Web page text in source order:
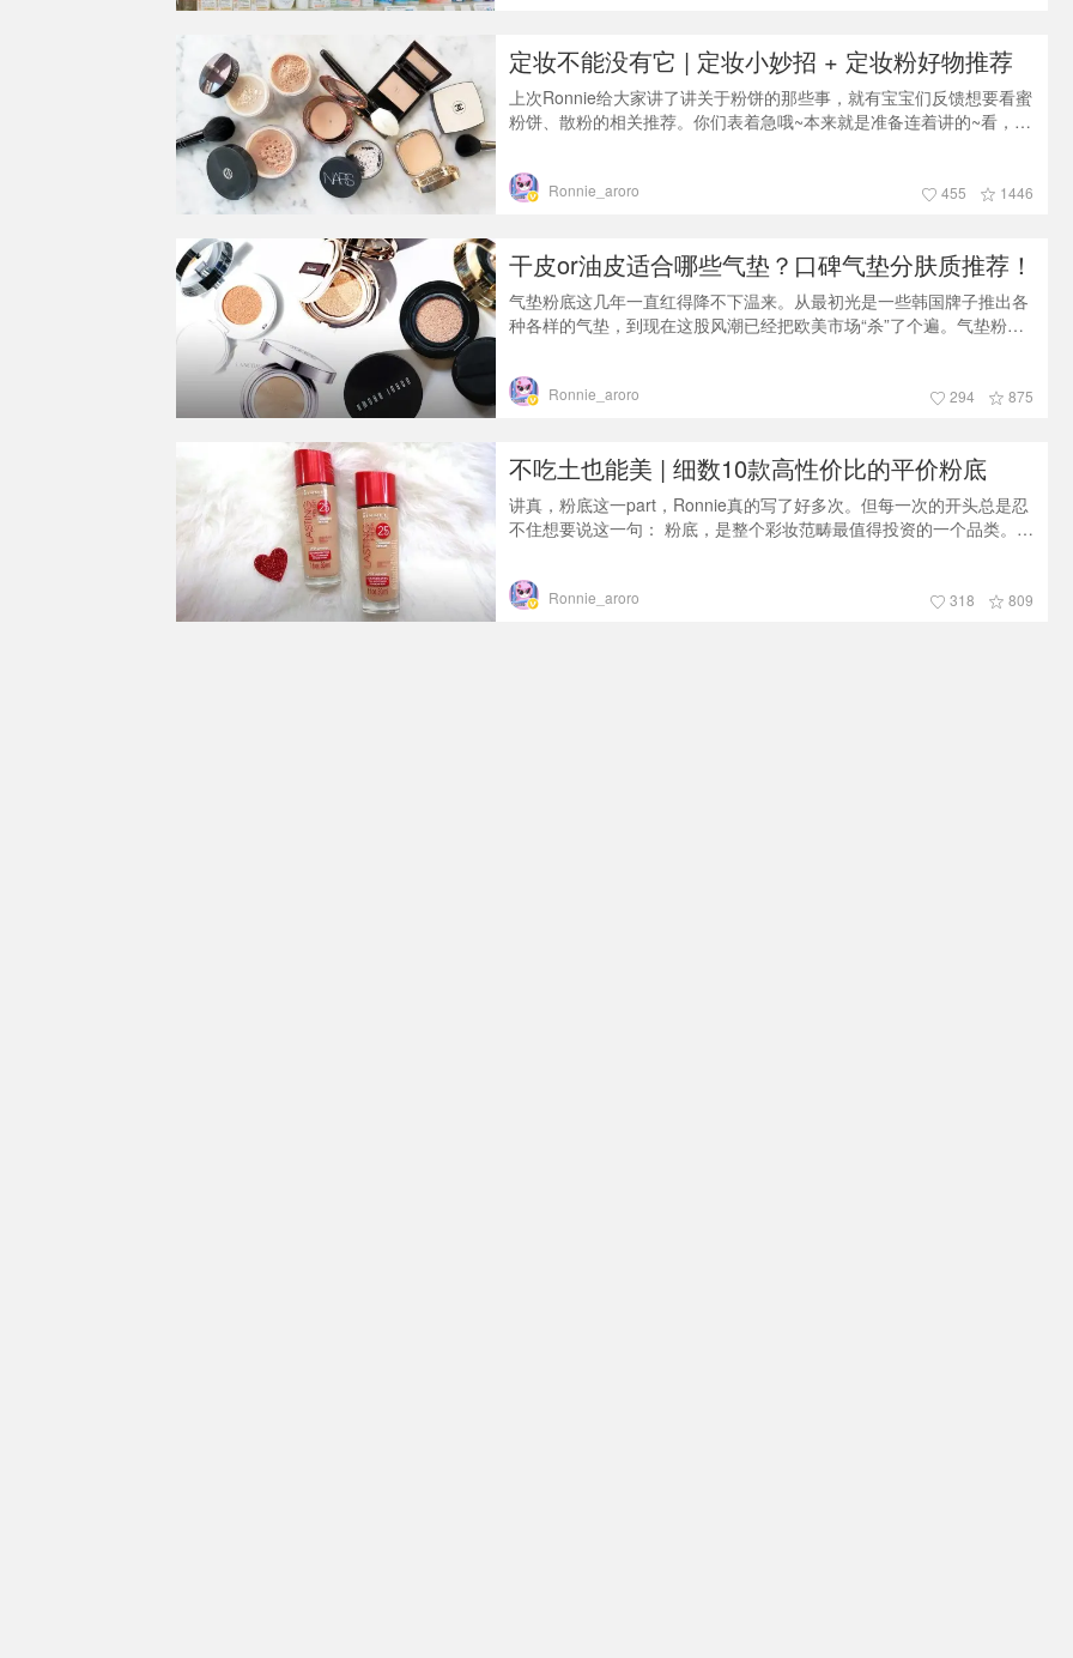
定妆不能没有它 | 定妆小妙招 + 定妆粉好物推荐
上次Ronnie给大家讲了讲关于粉饼的那些事，就有宝宝们反馈想要看蜜
粉饼、散粉的相关推荐。你们表着急哦~本来就是准备连着讲的~看，小
说粉饼是化妆过程中可有可无的一样东西，因为妆容够结实其实需要补
妆的时候是很少的，那定妆粉却会是Ronnie化妆过程中不可或缺的重要
Ronnie_aroro 455 1446
干皮or油皮适合哪些气垫？口碑气垫分肤质推荐！
气垫粉底这几年一直红得降不下温来。从最初光是一些韩国牌子推出各
种各样的气垫，到现在这股风潮已经把欧美市场“杀”了个遍。气垫粉底
配合气垫粉扑，上妆快速，而且能打造亮泽感的肌肤，还便于携带。相
信气垫粉底你们都拥有过，某种意义上讲气垫跟粉底一样，不同的气垫
Ronnie_aroro 294 875
不吃土也能美 | 细数10款高性价比的平价粉底
讲真，粉底这一part，Ronnie真的写了好多次。但每一次的开头总是忍
不住想要说这一句： 粉底，是整个彩妆范畴最值得投资的一个品类。真
力范围内，选一款最好、最合适的粉底，绝对对得起自己的脸。那平价
存在的理由是什么呢？这世界上不是每个人都舍得买CPB、LP、
Ronnie_aroro 318 809